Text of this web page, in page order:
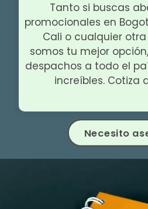
Tanto si buscas
promocionales en
Cali o cualquier
somos tu mejor
despachos a todo el
increíbles. Cotiza
Necesito